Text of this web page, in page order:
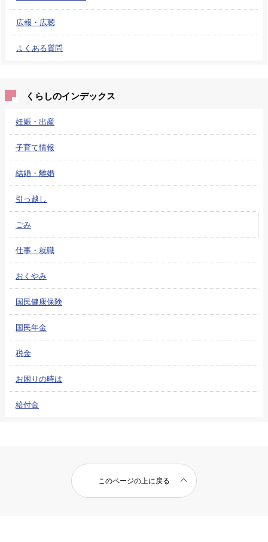
広報・広聴
よくある質問
くらしのインデックス
妊娠・出産
子育て情報
結婚・離婚
引っ越し
ごみ
仕事・就職
おくやみ
国民健康保険
国民年金
税金
お困りの時は
給付金
このページの上に戻る